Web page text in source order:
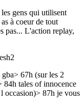
gens qui utilisent
à coeur de tout
pas... L'action replay,
67h (sur les 2
tales of innocence
occasion)> 87h je vous